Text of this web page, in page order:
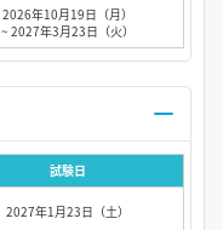
2026年10月19日（月）
~ 2027年3月23日（火）
試験日
2027年1月23日（土）